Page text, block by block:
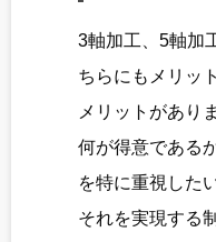
3軸加工、5軸加
ちらにもメリッ
メリットがあり
何が得意である
を特に重視した
それを実現する